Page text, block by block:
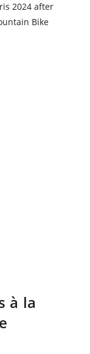
2024 after
Bike
à la